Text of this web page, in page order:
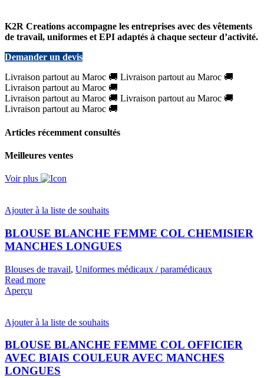
K2R Creations accompagne les entreprises avec des vêtements
de travail, uniformes et EPI adaptés à chaque secteur d’activité.
Demander un devis
Livraison partout au Maroc 🚚 Livraison partout au Maroc 🚚
Livraison partout au Maroc 🚚
Livraison partout au Maroc 🚚 Livraison partout au Maroc 🚚
Livraison partout au Maroc 🚚
Articles récemment consultés
Meilleures ventes
Voir plus
Ajouter à la liste de souhaits
BLOUSE BLANCHE FEMME COL CHEMISIER
MANCHES LONGUES
Blouses de travail, Uniformes médicaux / paramédicaux
Read more
Aperçu
Ajouter à la liste de souhaits
BLOUSE BLANCHE FEMME COL OFFICIER
AVEC BIAIS COULEUR AVEC MANCHES
LONGUES